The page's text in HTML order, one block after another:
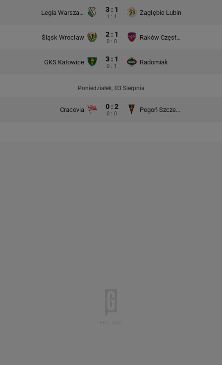
Legia Warszawa 3 : 1
1 : 1
Zagłębie Lubin
Śląsk Wrocław 2 : 1
0 : 0
Raków Częstochowa
GKS Katowice 3 : 1
0 : 1
Radomiak
Poniedziałek, 03 Sierpnia
Cracovia 0 : 2
0 : 0
Pogoń Szczecin